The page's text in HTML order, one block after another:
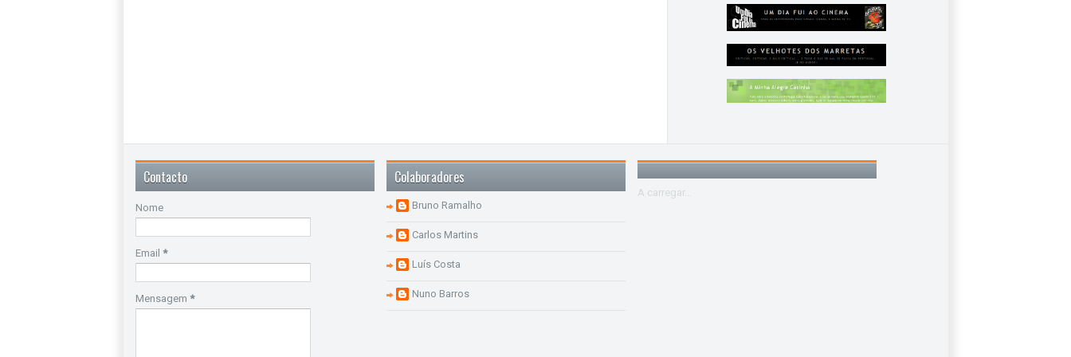
Contacto
Nome
Email *
Mensagem *
Colaboradores
Bruno Ramalho
Carlos Martins
Luís Costa
Nuno Barros
A carregar...